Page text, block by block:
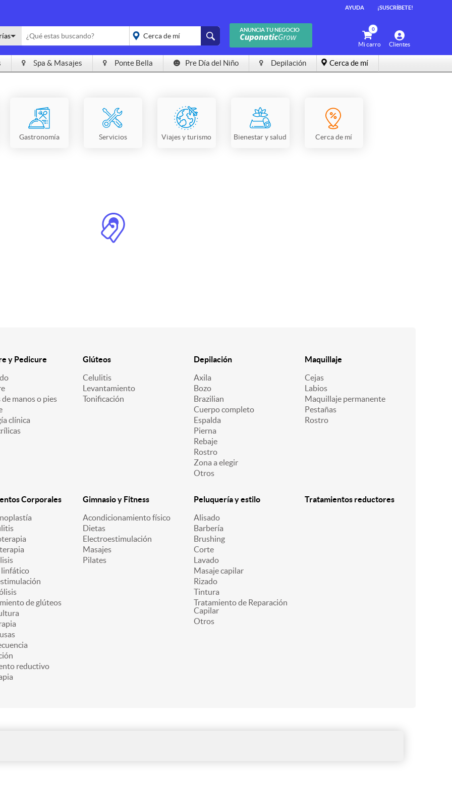
AYUDA ¡SUSCRÍBETE!
ANUNCIA TU NEGOCIO
Clientes
placeholder="Todo el
0
Mi carro
Spa & Masajes Ponte Bella Pre Día del Niño Depilación Cerca de mí
Gastronomía Servicios Viajes y turismo Bienestar y salud Cerca de mí
y Pedicure
de manos o pies
clínica
Glúteos
Celulitis
Levantamiento
Tonificación
Depilación
Axila
Bozo
Brazilian
Cuerpo completo
Espalda
Pierna
Rebaje
Rostro
Zona a elegir
Otros
Maquillaje
Cejas
Labios
Maquillaje permanente
Pestañas
Rostro
Corporales
linfático
de glúteos
reductivo
Gimnasio y Fitness
Acondicionamiento físico
Dietas
Electroestimulación
Masajes
Pilates
Peluquería y estilo
Alisado
Barbería
Brushing
Corte
Lavado
Masaje capilar
Rizado
Tintura
Tratamiento de Reparación
Capilar
Otros
Tratamientos reductores